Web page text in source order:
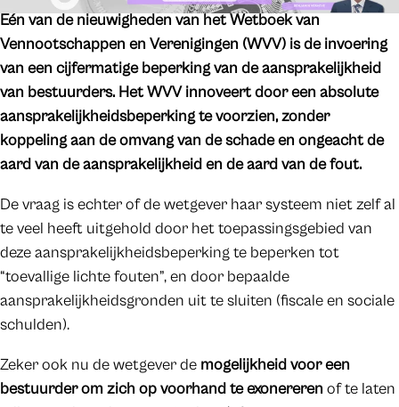
Eén van de nieuwigheden van het Wetboek van
Vennootschappen en Verenigingen (WVV) is de invoering
van een cijfermatige beperking van de aansprakelijkheid
van bestuurders. Het WVV innoveert door een absolute
aansprakelijkheidsbeperking te voorzien, zonder
koppeling aan de omvang van de schade en ongeacht de
aard van de aansprakelijkheid en de aard van de fout.
De vraag is echter of de wetgever haar systeem niet zelf al
te veel heeft uitgehold door het toepassingsgebied van
deze aansprakelijkheidsbeperking te beperken tot
“toevallige lichte fouten”, en door bepaalde
aansprakelijkheidsgronden uit te sluiten (fiscale en sociale
schulden).
Zeker ook nu de wetgever de mogelijkheid voor een
bestuurder om zich op voorhand te exonereren of te laten